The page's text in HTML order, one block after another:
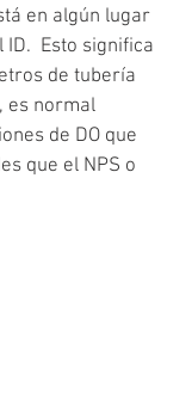
en algún lugar
ID.  Esto significa
de tubería
es normal
de DO que
que el NPS o